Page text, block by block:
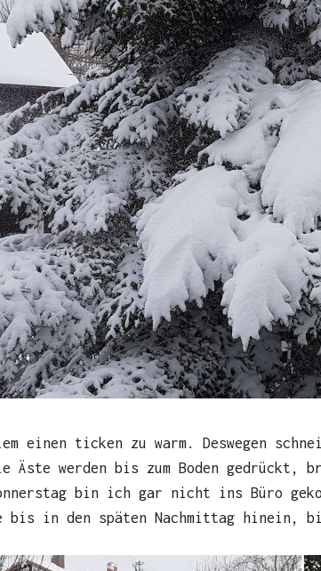
einen ticken zu warm. Deswegen
Äste werden bis zum Boden gedrückt,
bin ich gar nicht ins Büro
bis in den späten Nachmittag hinein,